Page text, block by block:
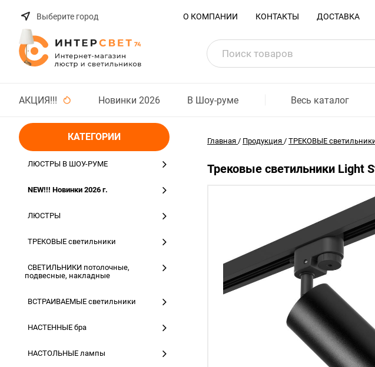
Выберите город О КОМПАНИИ КОНТАКТЫ ДОСТАВКА
АКЦИЯ!!! Новинки 2026 В Шоу-руме Весь каталог
КАТЕГОРИИ
ЛЮСТРЫ В ШОУ-РУМЕ
NEW!!! Новинки 2026 г.
ЛЮСТРЫ
ТРЕКОВЫЕ светильники
СВЕТИЛЬНИКИ потолочные,
подвесные, накладные
ВСТРАИВАЕМЫЕ светильники
НАСТЕННЫЕ бра
НАСТОЛЬНЫЕ лампы
Главная / Продукция / ТРЕКОВЫЕ
Трековые светильники Light